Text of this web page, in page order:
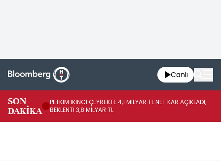
Canlı
SON
DAKİKA
PETKİM İKİNCİ ÇEYREKTE 4,1 MİLYAR TL NET KAR AÇIKLADI,
BEKLENTİ 3,8 MİLYAR TL